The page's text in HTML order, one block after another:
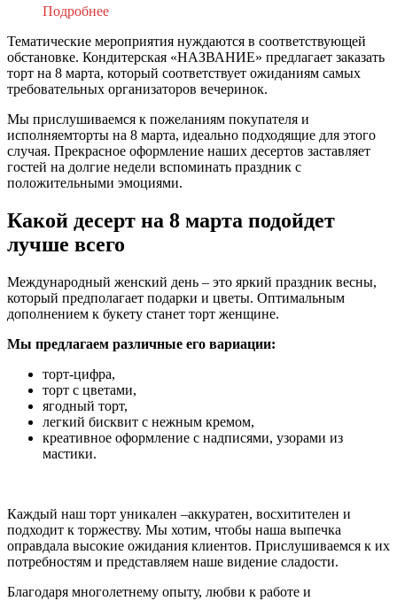
Подробнее
Тематические мероприятия нуждаются в соответствующей
обстановке. Кондитерская «НАЗВАНИЕ» предлагает заказать
торт на 8 марта, который соответствует ожиданиям самых
требовательных организаторов вечеринок.
Мы прислушиваемся к пожеланиям покупателя и
исполняемторты на 8 марта, идеально подходящие для этого
случая. Прекрасное оформление наших десертов заставляет
гостей на долгие недели вспоминать праздник с
положительными эмоциями.
Какой десерт на 8 марта подойдет
лучше всего
Международный женский день – это яркий праздник весны,
который предполагает подарки и цветы. Оптимальным
дополнением к букету станет торт женщине.
Мы предлагаем различные его вариации:
торт-цифра,
торт с цветами,
ягодный торт,
легкий бисквит с нежным кремом,
креативное оформление с надписями, узорами из
мастики.
Каждый наш торт уникален –аккуратен, восхитителен и
подходит к торжеству. Мы хотим, чтобы наша выпечка
оправдала высокие ожидания клиентов. Прислушиваемся к их
потребностям и представляем наше видение сладости.
Благодаря многолетнему опыту, любви к работе и